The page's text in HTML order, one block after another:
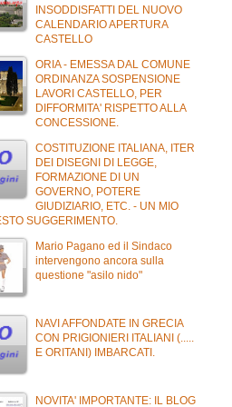
INSODDISFATTI DEL NUOVO
CALENDARIO APERTURA
CASTELLO
ORIA - EMESSA DAL COMUNE
ORDINANZA SOSPENSIONE
LAVORI CASTELLO, PER
DIFFORMITA' RISPETTO ALLA
CONCESSIONE.
COSTITUZIONE ITALIANA, ITER
DEI DISEGNI DI LEGGE,
FORMAZIONE DI UN
GOVERNO, POTERE
GIUDIZIARIO, ETC. - UN MIO
SUGGERIMENTO.
Mario Pagano ed il Sindaco
intervengono ancora sulla
questione "asilo nido"
NAVI AFFONDATE IN GRECIA
CON PRIGIONIERI ITALIANI (.....
E ORITANI) IMBARCATI.
NOVITA' IMPORTANTE: IL BLOG